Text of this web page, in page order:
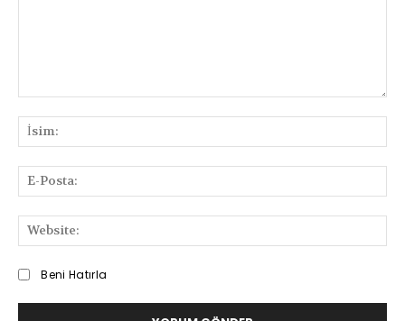
ve
Deneyimlerinizi
Beni Hatırla